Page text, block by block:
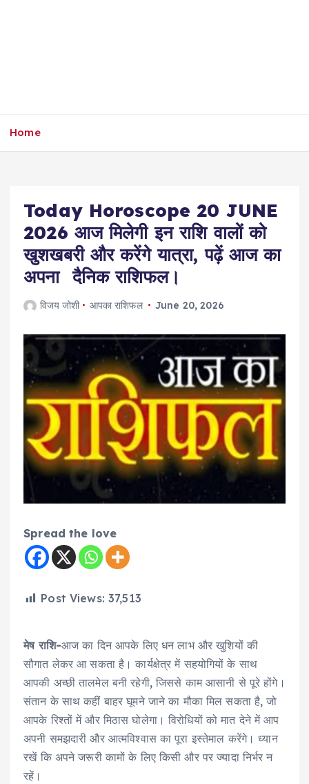
Home
Today Horoscope 20 JUNE
2026 आज मिलेगी इन राशि वालों को
खुशखबरी और करेंगे यात्रा, पढ़ें आज का
अपना दैनिक राशिफल।
विजय जोशी आपका राशिफल June 20, 2026
Spread the love
Post Views: 37,513
मेष राशि-आज का दिन आपके लिए धन लाभ और खुशियों की
सौगात लेकर आ सकता है। कार्यक्षेत्र में सहयोगियों के साथ
आपकी अच्छी तालमेल बनी रहेगी, जिससे काम आसानी से पूरे होंगे।
संतान के साथ कहीं बाहर घूमने जाने का मौका मिल सकता है, जो
आपके रिश्तों में और मिठास घोलेगा। विरोधियों को मात देने में आप
अपनी समझदारी और आत्मविश्वास का पूरा इस्तेमाल करेंगे। ध्यान
रखें कि अपने जरूरी कामों के लिए किसी और पर ज्यादा निर्भर न
रहें।